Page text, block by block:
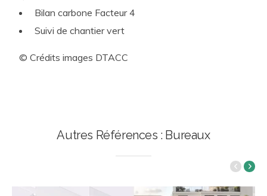
Bilan carbone Facteur 4
Suivi de chantier vert
© Crédits images DTACC
Autres Références : Bureaux